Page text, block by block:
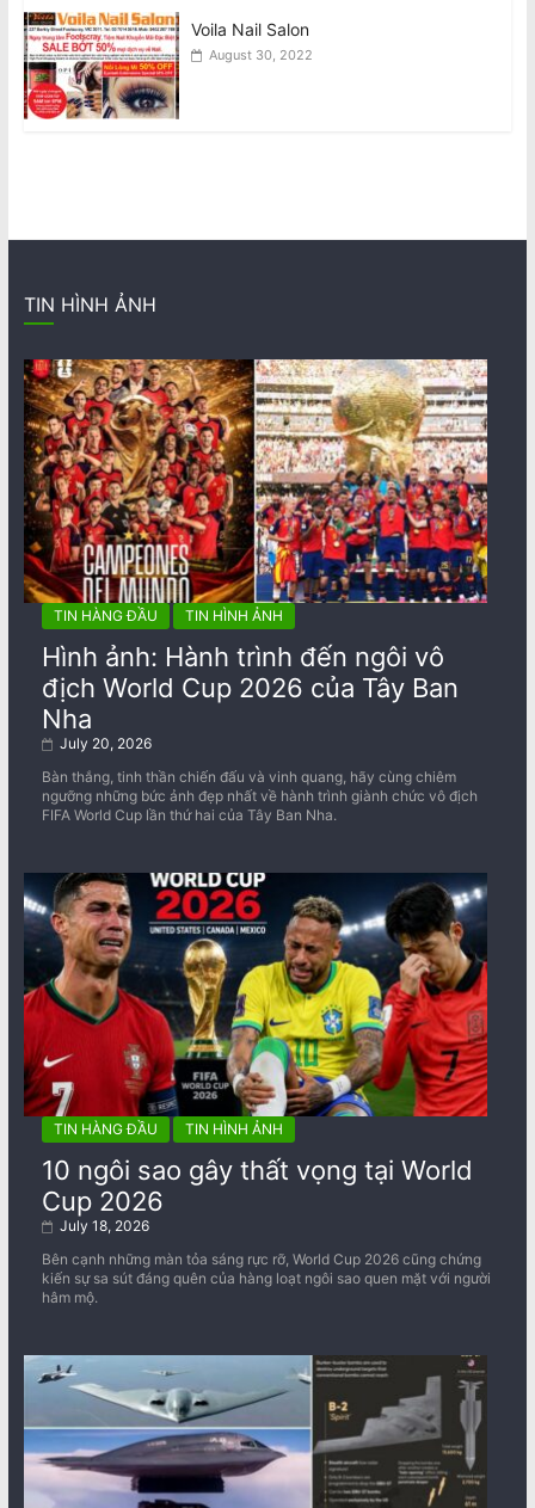
Voila Nail Salon
August 30, 2022
TIN HÌNH ẢNH
TIN HÀNG ĐẦU TIN HÌNH ẢNH
Hình ảnh: Hành trình đến ngôi vô
địch World Cup 2026 của Tây Ban
Nha
July 20, 2026
Bàn thắng, tinh thần chiến đấu và vinh quang, hãy cùng chiêm
ngưỡng những bức ảnh đẹp nhất về ​​hành trình giành chức vô địch
FIFA World Cup lần thứ hai của Tây Ban Nha.
TIN HÀNG ĐẦU TIN HÌNH ẢNH
10 ngôi sao gây thất vọng tại World
Cup 2026
July 18, 2026
Bên cạnh những màn tỏa sáng rực rỡ, World Cup 2026 cũng chứng
kiến sự sa sút đáng quên của hàng loạt ngôi sao quen mặt với người
hâm mộ.